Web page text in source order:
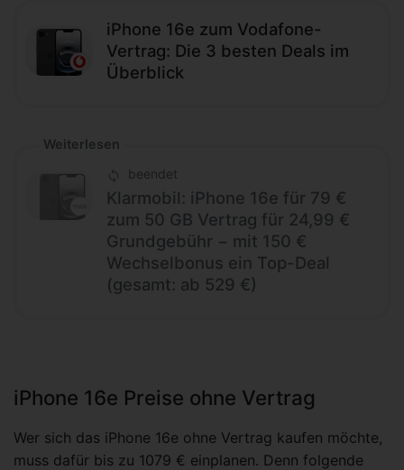
iPhone 16e zum Vodafone-
Vertrag: Die 3 besten Deals im
Überblick
Weiterlesen
beendet
Klarmobil: iPhone 16e für 79 €
zum 50 GB Vertrag für 24,99 €
Grundgebühr − mit 150 €
Wechselbonus ein Top-Deal
(gesamt: ab 529 €)
iPhone 16e Preise ohne Vertrag
Wer sich das iPhone 16e ohne Vertrag kaufen möchte,
muss dafür bis zu 1079 € einplanen. Denn folgende